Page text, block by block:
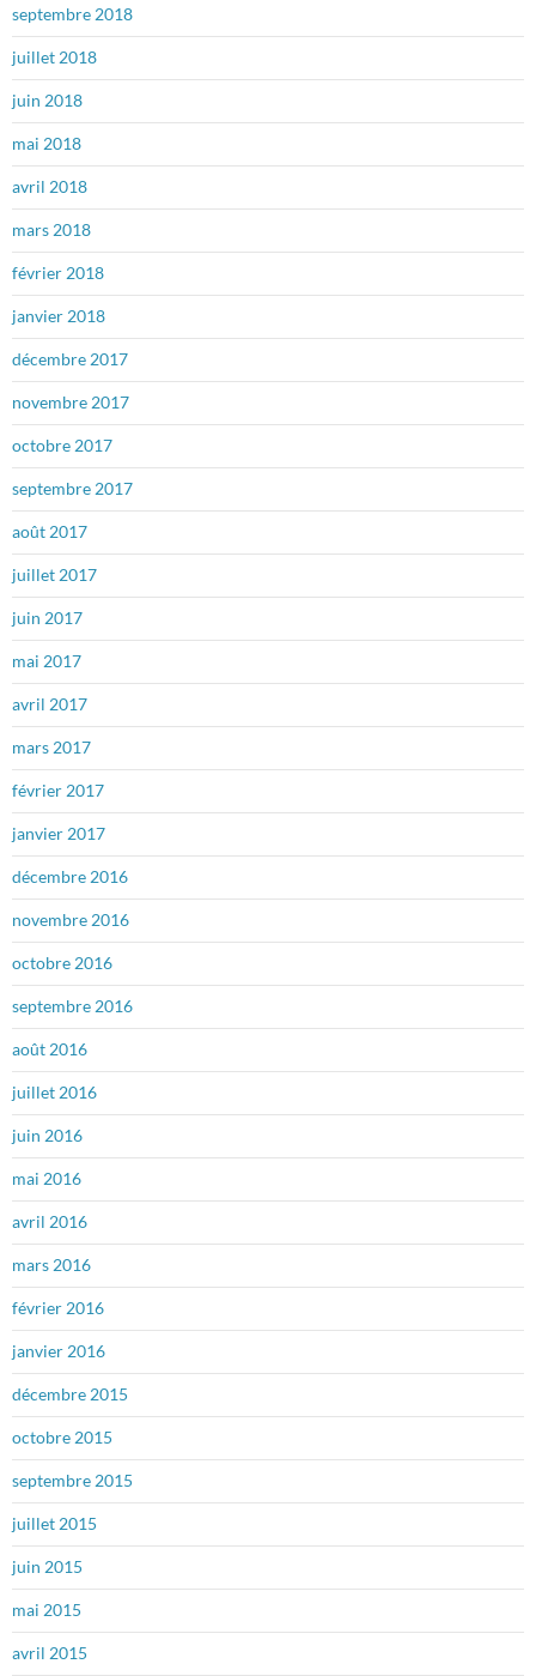
septembre 2018
juillet 2018
juin 2018
mai 2018
avril 2018
mars 2018
février 2018
janvier 2018
décembre 2017
novembre 2017
octobre 2017
septembre 2017
août 2017
juillet 2017
juin 2017
mai 2017
avril 2017
mars 2017
février 2017
janvier 2017
décembre 2016
novembre 2016
octobre 2016
septembre 2016
août 2016
juillet 2016
juin 2016
mai 2016
avril 2016
mars 2016
février 2016
janvier 2016
décembre 2015
octobre 2015
septembre 2015
juillet 2015
juin 2015
mai 2015
avril 2015